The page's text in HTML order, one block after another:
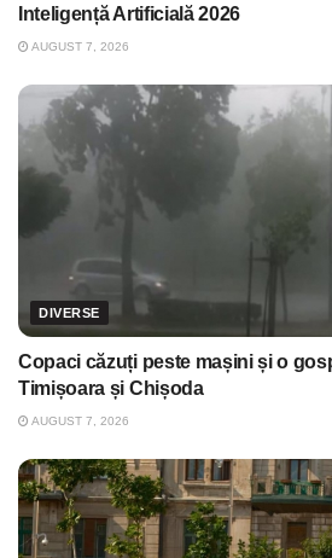
Inteligență Artificială 2026
AUGUST 7, 2026
DIVERSE
Copaci căzuți peste mașini și o
Timișoara și Chișoda
AUGUST 7, 2026